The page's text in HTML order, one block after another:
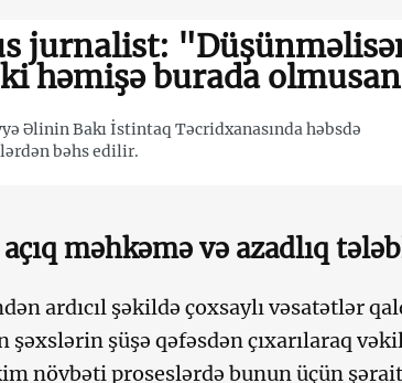
jurnalist:
həmişə burada
Əlinin Bakı İstintaq Təcridxanasında həbsdə
bəhs edilir.
məhkəmə və azadlıq
ardıcıl şəkildə çoxsaylı vəsatətlər
şüşə qəfəsdən çıxarılaraq
növbəti proseslərdə bunun üçün